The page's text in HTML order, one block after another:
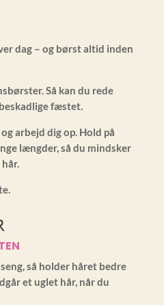
dag – og børst altid inden
Så kan du rede
fæstet.
arbejd dig op. Hold på
længder, så du mindsker
så holder håret bedre
et uglet hår, når du